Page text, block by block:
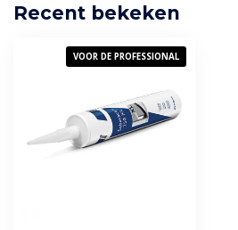
Recent bekeken
VOOR DE PROFESSIONAL